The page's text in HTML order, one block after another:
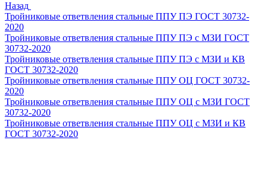
Назад
Тройниковые ответвления стальные ППУ ПЭ ГОСТ 30732-
2020
Тройниковые ответвления стальные ППУ ПЭ с МЗИ ГОСТ
30732-2020
Тройниковые ответвления стальные ППУ ПЭ с МЗИ и КВ
ГОСТ 30732-2020
Тройниковые ответвления стальные ППУ ОЦ ГОСТ 30732-
2020
Тройниковые ответвления стальные ППУ ОЦ с МЗИ ГОСТ
30732-2020
Тройниковые ответвления стальные ППУ ОЦ с МЗИ и КВ
ГОСТ 30732-2020